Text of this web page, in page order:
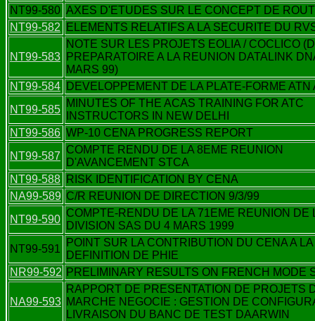
NT99-580 AXES D'ETUDES SUR LE CONCEPT DE
NT99-582
ELEMENTS RELATIFS A LA SECURITE DU
NT99-583
NOTE SUR LES PROJETS EOLIA / COCLICO
PREPARATOIRE A LA REUNION DATALINK
MARS 99)
NT99-584 DEVELOPPEMENT DE LA PLATE-FORME ATN
NT99-585
MINUTES OF THE ACAS TRAINING FOR ATC
INSTRUCTORS IN NEW DELHI
NT99-586 WP-10 CENA PROGRESS REPORT
NT99-587
COMPTE RENDU DE LA 8EME REUNION
D'AVANCEMENT STCA
NT99-588 RISK IDENTIFICATION BY CENA
NA99-589 C/R REUNION DE DIRECTION 9/3/99
NT99-590
COMPTE-RENDU DE LA 71EME REUNION DE
DIVISION SAS DU 4 MARS 1999
NT99-591
POINT SUR LA CONTRIBUTION DU CENA A LA
DEFINITION DE PHIE
NR99-592 PRELIMINARY RESULTS ON FRENCH MODE
NA99-593
RAPPORT DE PRESENTATION DE PROJETS
MARCHE NEGOCIE : GESTION DE
LIVRAISON DU BANC DE TEST DAARWIN